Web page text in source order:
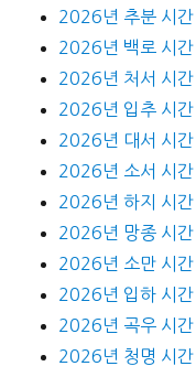
2026년 추분 시
2026년 백로 시
2026년 처서 시
2026년 입추 시
2026년 대서 시
2026년 소서 시
2026년 하지 시
2026년 망종 시
2026년 소만 시
2026년 입하 시
2026년 곡우 시
2026년 청명 시